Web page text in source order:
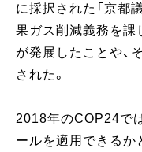
に採択された「京都
果ガス削減義務を課
が発展したことや、
された。
2018年のCOP24で
ールを適用できるか